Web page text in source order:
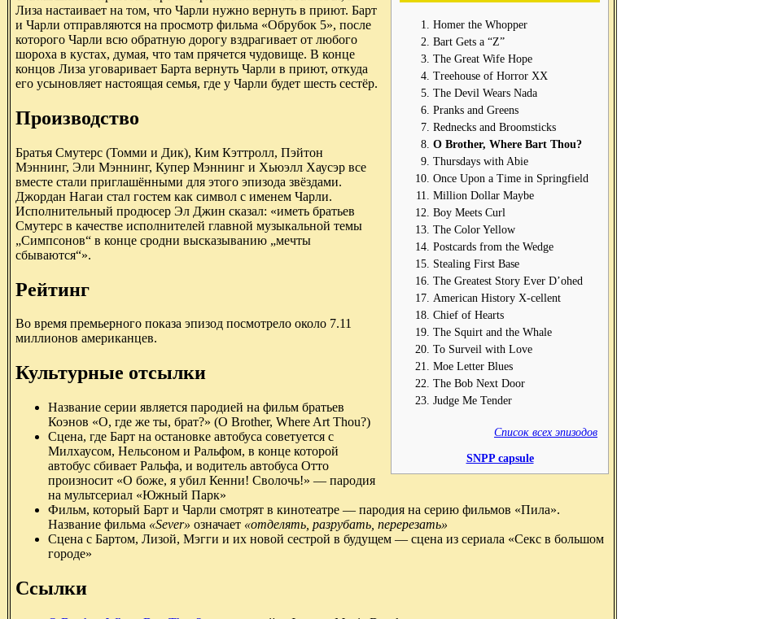
Homer the Whopper
Bart Gets a “Z”
The Great Wife Hope
Treehouse of Horror XX
The Devil Wears Nada
Pranks and Greens
Rednecks and Broomsticks
O Brother, Where Bart Thou?
Thursdays with Abie
Once Upon a Time in Springfield
Million Dollar Maybe
Boy Meets Curl
The Color Yellow
Postcards from the Wedge
Stealing First Base
The Greatest Story Ever D’ohed
American History X-cellent
Chief of Hearts
The Squirt and the Whale
To Surveil with Love
Moe Letter Blues
The Bob Next Door
Judge Me Tender
Список всех эпизодов
SNPP capsule
Лиза настаивает на том, что Чарли нужно вернуть в приют. Барт
и Чарли отправляются на просмотр фильма «Обрубок 5», после
которого Чарли всю обратную дорогу вздрагивает от любого
шороха в кустах, думая, что там прячется чудовище. В конце
концов Лиза уговаривает Барта вернуть Чарли в приют, откуда
его усыновляет настоящая семья, где у Чарли будет шесть сестёр.
Производство
Братья Смутерс (Томми и Дик), Ким Кэттролл, Пэйтон
Мэннинг, Эли Мэннинг, Купер Мэннинг и Хьюэлл Хаусэр все
вместе стали приглашёнными для этого эпизода звёздами.
Джордан Нагаи стал гостем как символ с именем Чарли.
Исполнительный продюсер Эл Джин сказал: «иметь братьев
Смутерс в качестве исполнителей главной музыкальной темы
„Симпсонов“ в конце сродни высказыванию „мечты
сбываются“».
Рейтинг
Во время премьерного показа эпизод посмотрело около 7.11
миллионов американцев.
Культурные отсылки
Название серии является пародией на фильм братьев
Коэнов «О, где же ты, брат?» (O Brother, Where Art Thou?)
Сцена, где Барт на остановке автобуса советуется с
Милхаусом, Нельсоном и Ральфом, в конце которой
автобус сбивает Ральфа, и водитель автобуса Отто
произносит «О боже, я убил Кенни! Сволочь!» — пародия
на мультсериал «Южный Парк»
Фильм, который Барт и Чарли смотрят в кинотеатре — пародия на серию фильмов «Пила».
Название фильма «Sever» означает «отделять, разрубать, перерезать»
Сцена с Бартом, Лизой, Мэгги и их новой сестрой в будущем — сцена из сериала «Секс в большом
городе»
Ссылки